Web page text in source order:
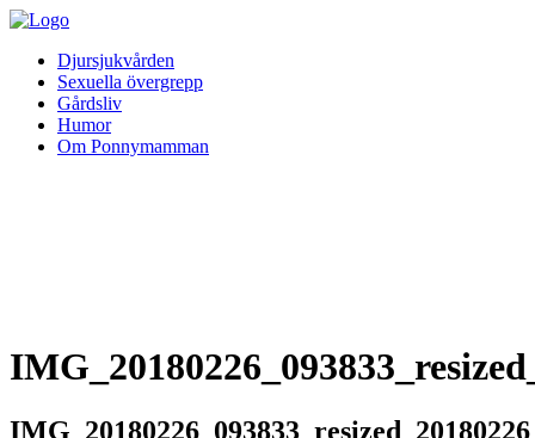
Djursjukvården
Sexuella övergrepp
Gårdsliv
Humor
Om Ponnymamman